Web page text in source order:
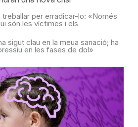
treballar per erradicar-lo: «Només
són les víctimes i els
sigut clau en la meua sanació; ha
en les fases de dol»